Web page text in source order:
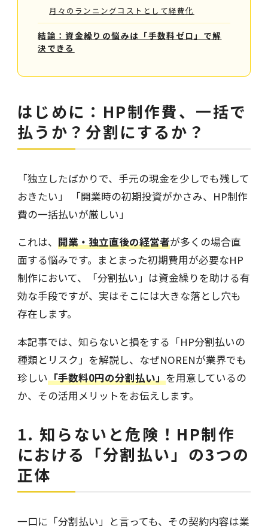
月々のランニングコストとして経費化
結論：資金繰りの悩みは「手数料ゼロ」で解
決できる
はじめに：HP制作費、一括で
払うか？分割にするか？
「独立したばかりで、手元の現金を少しでも残して
おきたい」 「開業時の初期投資がかさみ、HP制作
費の一括払いが厳しい」
これは、 開業・独立直後の経営者が多くの場合直
面する悩みです。まとまった初期費用が必要なHP
制作において、「分割払い」は資金繰りを助ける有
効な手段ですが、実はそこには大きな落とし穴も
存在します。
本記事では、知らないと損をする「HP分割払いの
種類とリスク」を解説し、なぜNORENが業界でも
珍しい「手数料0円の分割払い」を用意しているの
か、その活用メリットをお伝えします。
1. 知らないと危険！HP制作
における「分割払い」の3つの
正体
一口に「分割払い」と言っても、その契約内容は業